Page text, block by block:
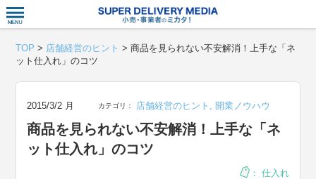
TOP > 店舗経営のヒント >商品を見られない不安解消！上手な「ネ
ット仕入れ」のコツ
2015/3/2 月 カテゴリ： 店舗経営のヒント , 開業ノウハウ
商品を見られない不安解消！上手な「ネ
ット仕入れ」のコツ
： 仕入れ